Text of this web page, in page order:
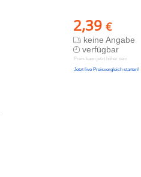
2,39 €
keine Angabe
verfügbar
Preis kann jetzt höher sein
Jetzt live Preisvergleich starten!